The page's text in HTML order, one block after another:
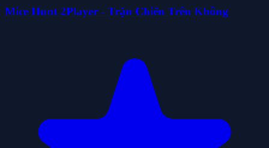
Mice Hunt 2Player - Trận Chiến Trên Không